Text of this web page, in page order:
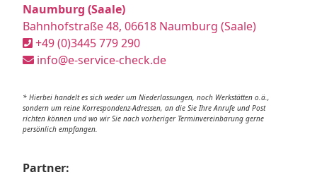
Naumburg (Saale)
Bahnhofstraße 48, 06618 Naumburg (Saale)
+49 (0)3445 779 290
info@e-service-check.de
* Hierbei handelt es sich weder um Niederlassungen, noch Werkstätten o.ä.,
sondern um reine Korrespondenz-Adressen, an die Sie Ihre Anrufe und Post
richten können und wo wir Sie nach vorheriger Terminvereinbarung gerne
persönlich empfangen.
Partner: